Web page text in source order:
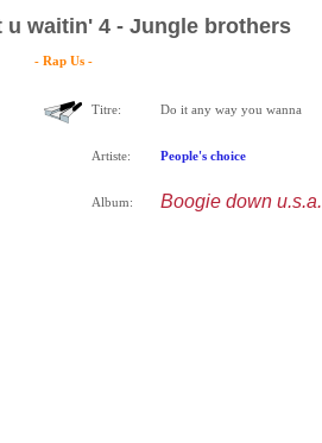
u waitin' 4 - Jungle brothers
- Rap Us -
Titre: Do it any way you wanna
Artiste: People's choice
Album: Boogie down u.s.a.